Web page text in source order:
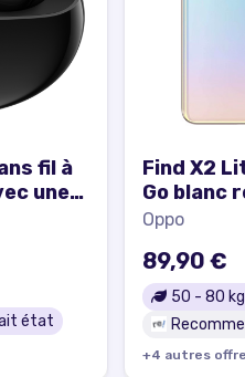
fil à
une
état
Find X2
Go blanc
Oppo
89,90 €
50 - 80
+4 autresoffre